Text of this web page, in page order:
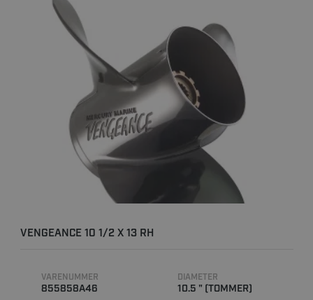
VENGEANCE 10 1/2 X 13 RH
VARENUMMER
855858A46
DIAMETER
10.5 " (TOMMER)